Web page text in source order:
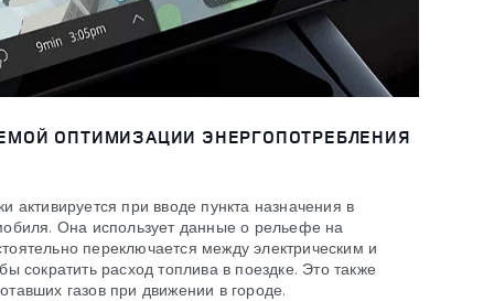
ОПТИМИЗАЦИИ ЭНЕРГОПОТРЕБЛЕНИЯ
активируется при вводе пункта назначения в
Она использует данные о рельефе на
переключается между электрическим и
сократить расход топлива в поездке. Это также
газов при движении в городе.